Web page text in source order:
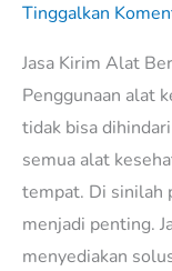
Tinggalkan
Jasa Kirim Alat
Penggunaan alat
tidak bisa
semua alat
tempat. Di sinilah
menjadi penting.
menyediakan